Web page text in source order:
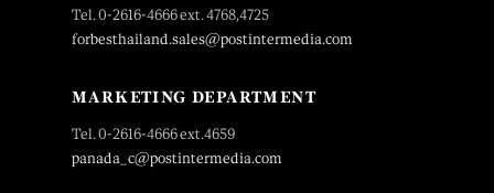
Tel. 0-2616-4666 ext. 4768,4725
forbesthailand.sales@postintermedia.com
MARKETING DEPARTMENT
Tel. 0-2616-4666 ext.4659
panada_c@postintermedia.com